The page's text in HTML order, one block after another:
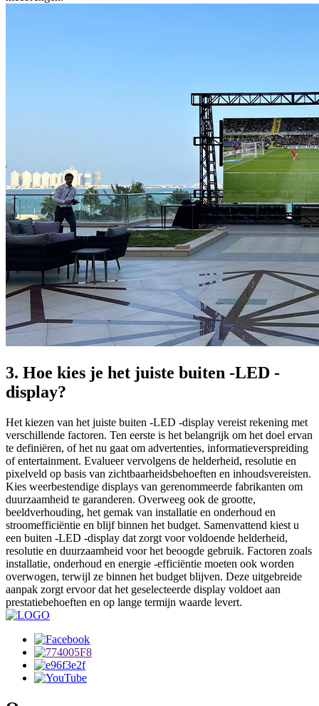
3. Hoe kies je het juiste buiten -LED -
display?
Het kiezen van het juiste buiten -LED -display vereist rekening met
verschillende factoren. Ten eerste is het belangrijk om het doel ervan
te definiëren, of het nu gaat om advertenties, informatieverspreiding
of entertainment. Evalueer vervolgens de helderheid, resolutie en
pixelveld op basis van zichtbaarheidsbehoeften en inhoudsvereisten.
Kies weerbestendige displays van gerenommeerde fabrikanten om
duurzaamheid te garanderen. Overweeg ook de grootte,
beeldverhouding, het gemak van installatie en onderhoud en
stroomefficiëntie en blijf binnen het budget. Samenvattend kiest u
een buiten -LED -display dat zorgt voor voldoende helderheid,
resolutie en duurzaamheid voor het beoogde gebruik. Factoren zoals
installatie, onderhoud en energie -efficiëntie moeten ook worden
overwogen, terwijl ze binnen het budget blijven. Deze uitgebreide
aanpak zorgt ervoor dat het geselecteerde display voldoet aan
prestatiebehoeften en op lange termijn waarde levert.